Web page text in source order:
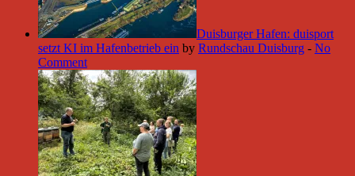
Duisburger Hafen: duisport
setzt KI im Hafenbetrieb ein by Rundschau Duisburg - No
Comment